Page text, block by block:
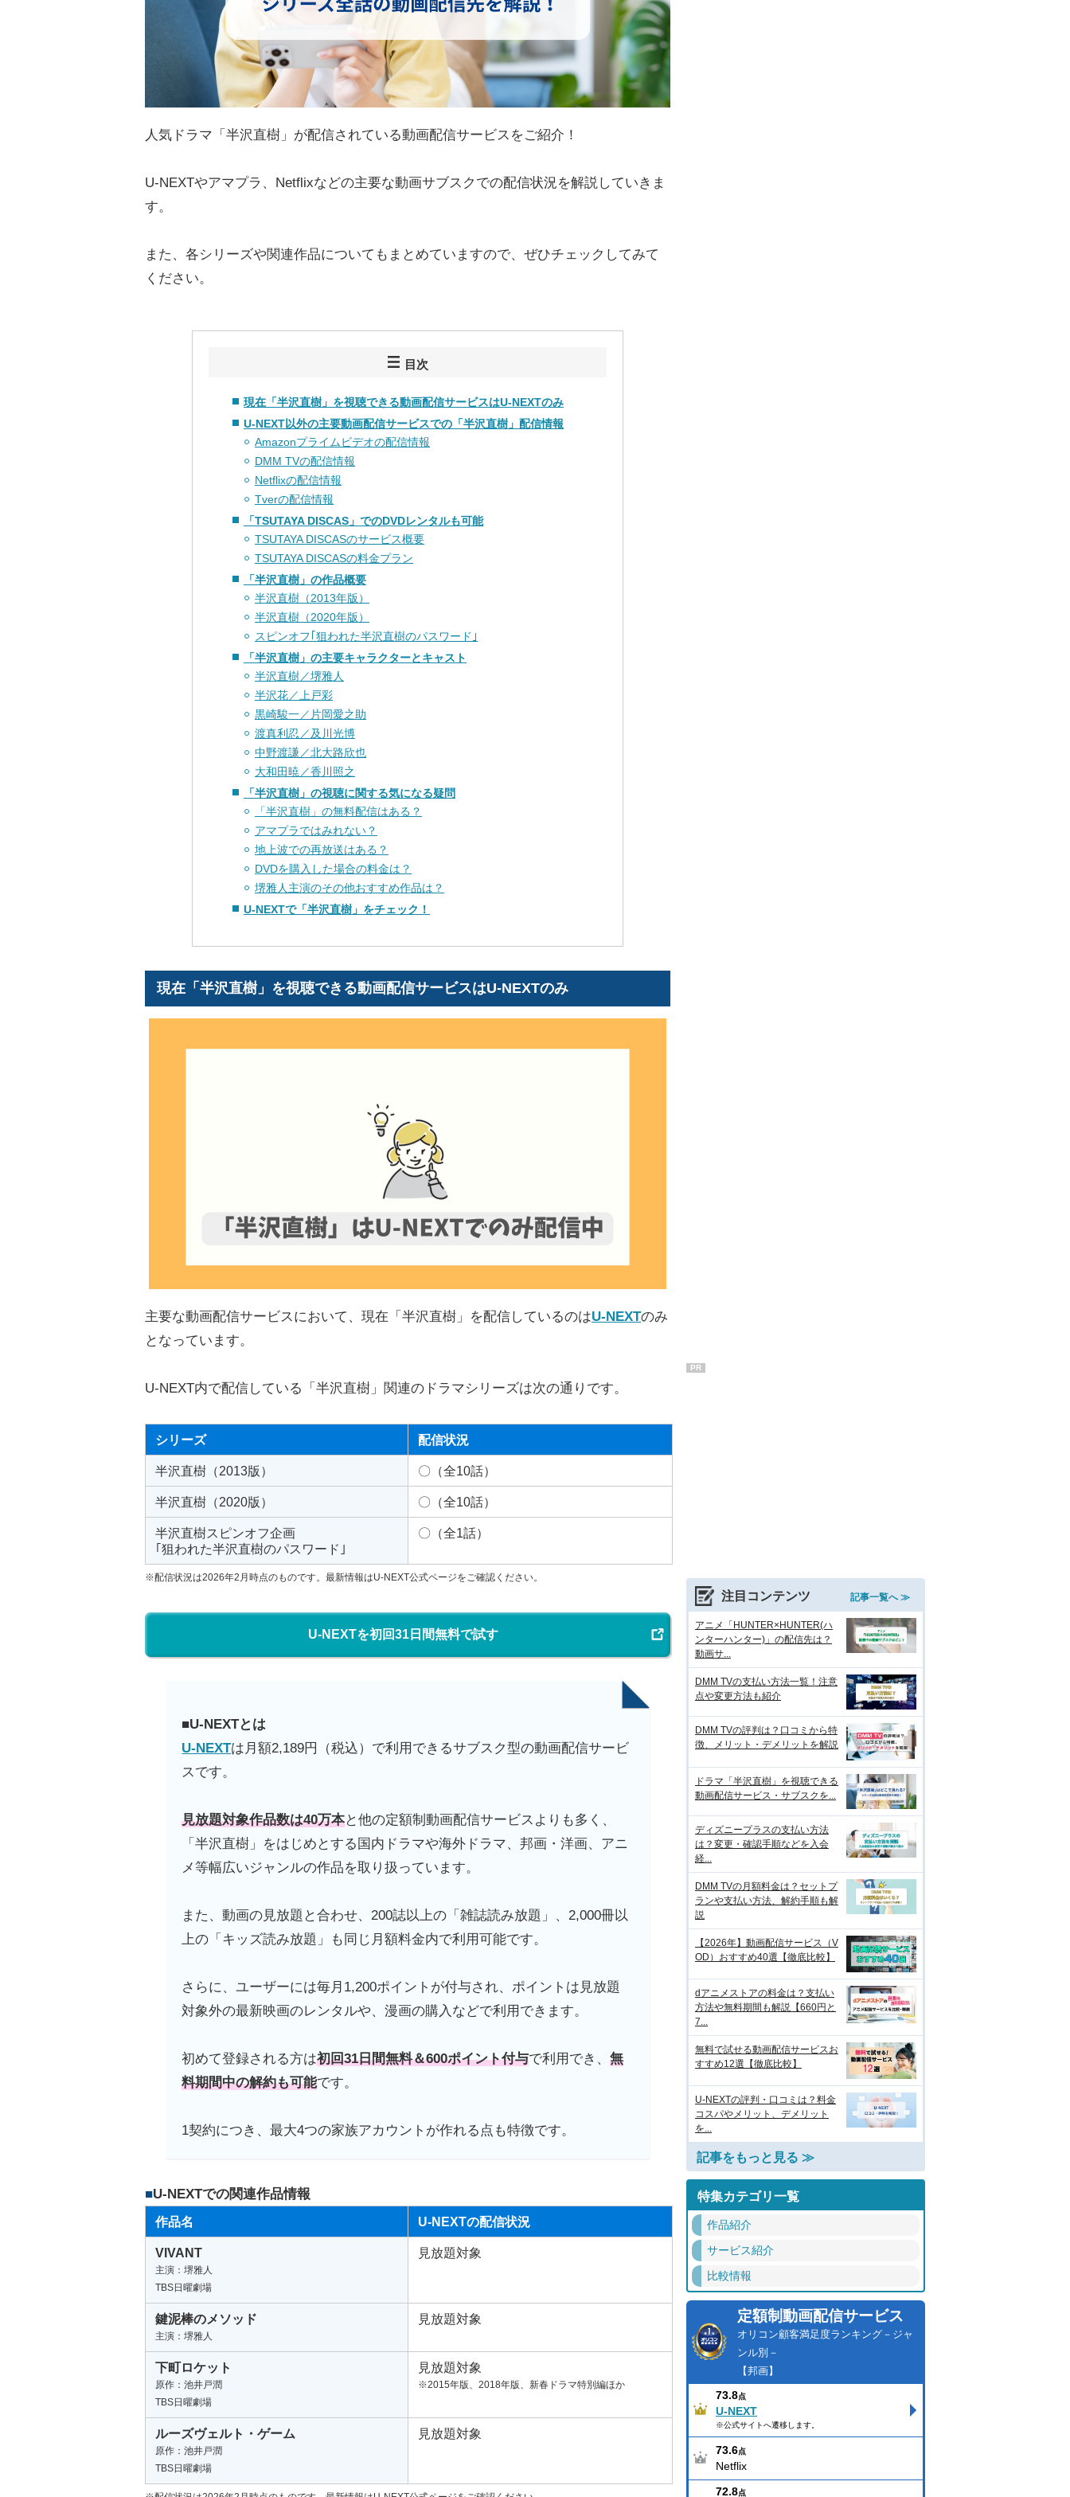
人気ドラマ「半沢直樹」が配信されている動画配信サービスをご紹介！
U-NEXTやアマプラ、Netflixなどの主要な動画サブスクでの配信状況を解説していきま
す。
また、各シリーズや関連作品についてもまとめていますので、ぜひチェックしてみて
ください。
目次
現在「半沢直樹」を視聴できる動画配信サービスはU-NEXTのみ
U-NEXT以外の主要動画配信サービスでの「半沢直樹」配信情報
Amazonプライムビデオの配信情報
DMM TVの配信情報
Netflixの配信情報
Tverの配信情報
「TSUTAYA DISCAS」でのDVDレンタルも可能
TSUTAYA DISCASのサービス概要
TSUTAYA DISCASの料金プラン
「半沢直樹」の作品概要
半沢直樹（2013年版）
半沢直樹（2020年版）
スピンオフ｢狙われた半沢直樹のパスワード｣
「半沢直樹」の主要キャラクターとキャスト
半沢直樹／堺雅人
半沢花／上戸彩
黒崎駿一／片岡愛之助
渡真利忍／及川光博
中野渡謙／北大路欣也
大和田暁／香川照之
「半沢直樹」の視聴に関する気になる疑問
「半沢直樹」の無料配信はある？
アマプラではみれない？
地上波での再放送はある？
DVDを購入した場合の料金は？
堺雅人主演のその他おすすめ作品は？
U-NEXTで「半沢直樹」をチェック！
現在「半沢直樹」を視聴できる動画配信サービスはU-NEXTのみ
主要な動画配信サービスにおいて、現在「半沢直樹」を配信しているのはU-NEXTのみ
となっています。
U-NEXT内で配信している「半沢直樹」関連のドラマシリーズは次の通りです。
シリーズ 配信状況
半沢直樹（2013版） 〇（全10話）
半沢直樹（2020版） 〇（全10話）
半沢直樹スピンオフ企画
｢狙われた半沢直樹のパスワード｣
〇（全1話）
※配信状況は2026年2月時点のものです。最新情報はU-NEXT公式ページをご確認ください。
U-NEXTを初回31日間無料で試す
■U-NEXTとは
U-NEXTは月額2,189円（税込）で利用できるサブスク型の動画配信サービ
スです。
見放題対象作品数は40万本と他の定額制動画配信サービスよりも多く、
「半沢直樹」をはじめとする国内ドラマや海外ドラマ、邦画・洋画、アニ
メ等幅広いジャンルの作品を取り扱っています。
また、動画の見放題と合わせ、200誌以上の「雑誌読み放題」、2,000冊以
上の「キッズ読み放題」も同じ月額料金内で利用可能です。
さらに、ユーザーには毎月1,200ポイントが付与され、ポイントは見放題
対象外の最新映画のレンタルや、漫画の購入などで利用できます。
初めて登録される方は初回31日間無料＆600ポイント付与で利用でき、無
料期間中の解約も可能です。
1契約につき、最大4つの家族アカウントが作れる点も特徴です。
U-NEXTでの関連作品情報
作品名 U-NEXTの配信状況
VIVANT
主演：堺雅人
TBS日曜劇場
見放題対象
鍵泥棒のメソッド
主演：堺雅人
見放題対象
下町ロケット
原作：池井戸潤
TBS日曜劇場
見放題対象
※2015年版、2018年版、新春ドラマ特別編ほか
ルーズヴェルト・ゲーム
原作：池井戸潤
TBS日曜劇場
見放題対象
PR
注目コンテンツ 記事一覧へ ≫
アニメ「HUNTER×HUNTER(ハ
ンターハンター)」の配信先は？
動画サ...
DMM TVの支払い方法一覧！注意
点や変更方法も紹介
DMM TVの評判は？口コミから特
徴、メリット・デメリットを解説
ドラマ「半沢直樹」を視聴できる
動画配信サービス・サブスクを...
ディズニープラスの支払い方法
は？変更・確認手順などを入会
経...
DMM TVの月額料金は？セットプ
ランや支払い方法、解約手順も解
説
【2026年】動画配信サービス（V
OD）おすすめ40選【徹底比較】
dアニメストアの料金は？支払い
方法や無料期間も解説【660円と
7...
無料で試せる動画配信サービスお
すすめ12選【徹底比較】
U-NEXTの評判・口コミは？料金
コスパやメリット、デメリット
を...
記事をもっと見る ≫
特集カテゴリ一覧
作品紹介
サービス紹介
比較情報
定額制動画配信サービス
オリコン顧客満足度ランキング－ジャ
ンル別－
【邦画】
73.8点
U-NEXT
※公式サイトへ遷移します。
73.6点
Netflix
72.8点